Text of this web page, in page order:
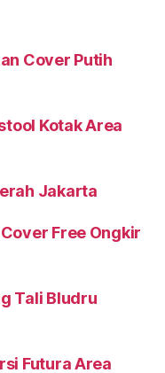
Cover Putih
Kotak Area
Jakarta
Free Ongkir
Tali Bludru
Futura Area